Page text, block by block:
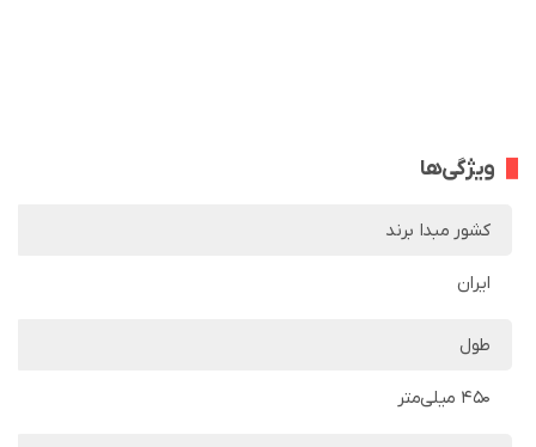
ویژگی‌ها
کشور مبدا برند
ایران
طول
450 میلی‌متر